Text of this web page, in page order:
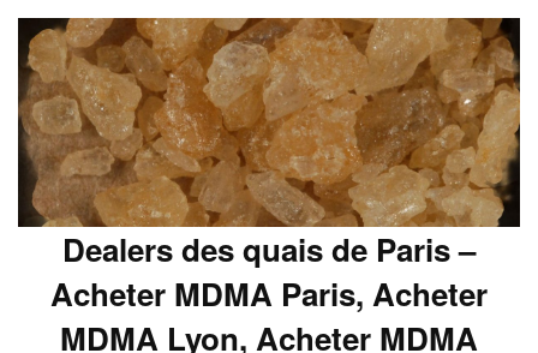
Dealers des quais de Paris –
Acheter MDMA Paris, Acheter
MDMA Lyon, Acheter MDMA